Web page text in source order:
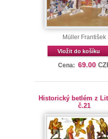
Müller František
Vložit do košíku
Cena: 69.00
Historický betlém z
č.21